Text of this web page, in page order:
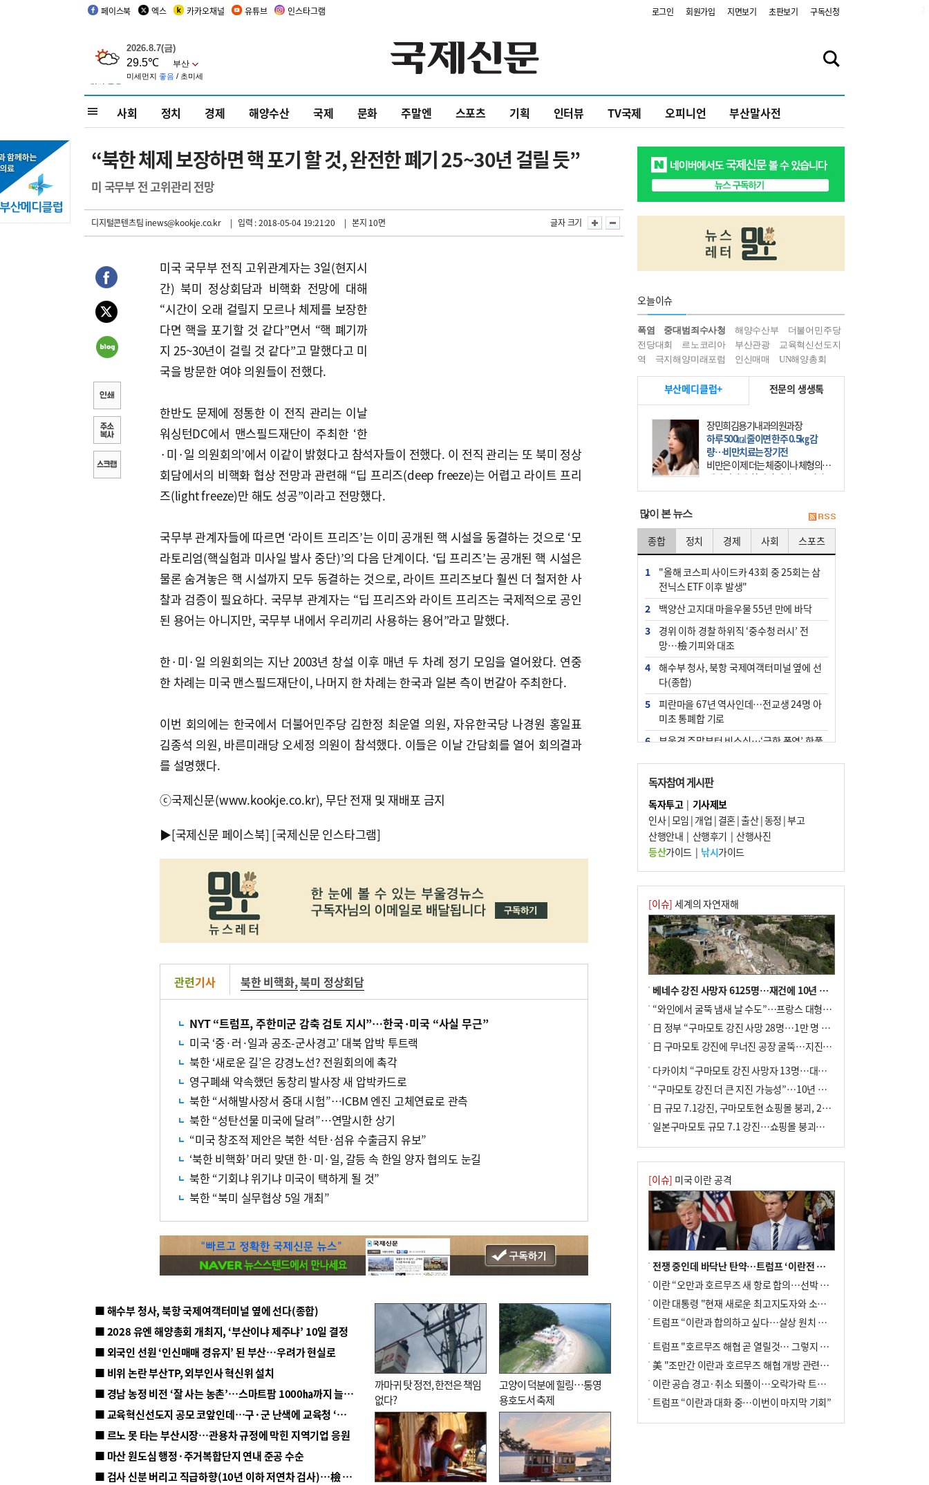
페이스북 엑스 카카오채널 유튜브 인스타그램 로그인 회원가입 지면보기 초판보기 구독신청
사회 정치 경제 해양수산 국제 문화 주말엔 스포츠 기획 인터뷰 TV국제 오피니언 부산말사전
“북한 체제 보장하면 핵 포기 할 것, 완전한 폐기 25~30년 걸릴 듯”
미 국무부 전 고위관리 전망
디지털콘텐츠팀 inews@kookje.co.kr | 입력 : 2018-05-04 19:21:20 | 본지 10면 글자 크기
미국 국무부 전직 고위관계자는 3일(현지시
간) 북미 정상회담과 비핵화 전망에 대해
“시간이 오래 걸릴지 모르나 체제를 보장한
다면 핵을 포기할 것 같다”면서 “핵 폐기까
지 25~30년이 걸릴 것 같다”고 말했다고 미
국을 방문한 여야 의원들이 전했다.
한반도 문제에 정통한 이 전직 관리는 이날
워싱턴DC에서 맨스필드재단이 주최한 ‘한
·미·일 의원회의’에서 이같이 밝혔다고 참석자들이 전했다. 이 전직 관리는 또 북미 정상
회담에서의 비핵화 협상 전망과 관련해 “딥 프리즈(deep freeze)는 어렵고 라이트 프리
즈(light freeze)만 해도 성공”이라고 전망했다.
국무부 관계자들에 따르면 ‘라이트 프리즈’는 이미 공개된 핵 시설을 동결하는 것으로 ‘모
라토리엄(핵실험과 미사일 발사 중단)’의 다음 단계이다. ‘딥 프리즈’는 공개된 핵 시설은
물론 숨겨놓은 핵 시설까지 모두 동결하는 것으로, 라이트 프리즈보다 훨씬 더 철저한 사
찰과 검증이 필요하다. 국무부 관계자는 “딥 프리즈와 라이트 프리즈는 국제적으로 공인
된 용어는 아니지만, 국무부 내에서 우리끼리 사용하는 용어”라고 말했다.
한·미·일 의원회의는 지난 2003년 창설 이후 매년 두 차례 정기 모임을 열어왔다. 연중
한 차례는 미국 맨스필드재단이, 나머지 한 차례는 한국과 일본 측이 번갈아 주최한다.
이번 회의에는 한국에서 더불어민주당 김한정 최운열 의원, 자유한국당 나경원 홍일표
김종석 의원, 바른미래당 오세정 의원이 참석했다. 이들은 이날 간담회를 열어 회의결과
를 설명했다.
ⓒ국제신문(www.kookje.co.kr), 무단 전재 및 재배포 금지
▶[국제신문 페이스북] [국제신문 인스타그램]
관련기사 북한 비핵화,북미 정상회담
NYT “트럼프, 주한미군 감축 검토 지시”…한국·미국 “사실 무근”
미국 ‘중·러·일과 공조-군사경고’ 대북 압박 투트랙
북한 ‘새로운 길’은 강경노선? 전원회의에 촉각
영구폐쇄 약속했던 동창리 발사장 새 압박카드로
북한 “서해발사장서 중대 시험”…ICBM 엔진 고체연료로 관측
북한 “성탄선물 미국에 달려”…연말시한 상기
“미국 창조적 제안은 북한 석탄·섬유 수출금지 유보”
‘북한 비핵화’ 머리 맞댄 한·미·일, 갈등 속 한일 양자 협의도 눈길
북한 “기회냐 위기냐 미국이 택하게 될 것”
북한 “북미 실무협상 5일 개최”
■ 해수부 청사, 북항 국제여객터미널 옆에 선다(종합)
■ 2028 유엔 해양총회 개최지, ‘부산이냐 제주냐’ 10일 결정
■ 외국인 선원 ‘인신매매 경유지’ 된 부산…우려가 현실로
■ 비위 논란 부산TP, 외부인사 혁신위 설치
■ 경남 농정 비전 ‘잘 사는 농촌’…스마트팜 1000㏊까지 늘린다
■ 교육혁신선도지 공모 코앞인데…구·군 난색에 교육청 ‘쩔쩔’
■ 르노 못 타는 부산시장…관용차 규정에 막힌 지역기업 응원
■ 마산 원도심 행정·주거복합단지 연내 준공 수순
■ 검사 신분 버리고 직급하향(10년 이하 저연차 검사)…檢 중수청행 기피
까마귀 탓 정전, 한전은 책임
없다?
고양이 덕분에 힐링…통영
용호도서 축제
오늘이슈
폭염 중대범죄수사청 해양수산부
더불어민주당
전당대회
르노코리아 부산관광
교육혁신선도지
역
극지해양미래포럼 인신매매 UN해양총회
부산메디클럽+ 전문의 생생톡
장민희김용기내과의원과장
하루 500㎉ 줄이면 한주 0.5㎏ 감
량…비만치료는 장기전
비만은 이제 더는 체중이나 체형의 문
제가 아니다. 하나의 질병으로 인지
하고 치료와 관리를 해야 한다. 세계
많이 본 뉴스
종합 정치 경제 사회 스포츠
1
"올해 코스피 사이드카 43회 중 25회는 삼
전닉스 ETF 이후 발생"
2
백양산 고지대 마을우물 55년 만에 바닥
3
경위 이하 경찰 하위직 ‘중수청 러시’ 전
망…檢 기피와 대조
4
해수부 청사, 북항 국제여객터미널 옆에 선
다(종합)
5
피란마을 67년 역사인데…전교생 24명 아
미초 통폐합 기로
6
부울경 주말부터 비소식…‘극한 폭염’ 한풀
7
“낙동강권 삼락·을숙도·다대포 연결해 서
부산 관광 키우자”
8
오늘의 날씨- 2026년 8월 7일
9
외국인 선원 ‘인신매매 경유지’ 된 부산…
우려가 현실로
10 [사설] 해수부 신청사 북항으로 확정, 해양
수도 도약의 전환점
독자참여 게시판
독자투고| 기사제보
인사|모임 | 개업 | 결혼|출산|동정 |부고
산행안내 | 산행후기 | 산행사진
등산가이드| 낚시가이드
[이슈] 세계의 자연재해
베네수 강진 사망자 6125명…재건에 10년 이상 걸릴수도
“와인에서 굴뚝 냄새 날 수도”…프랑스 대형 산불에 보르도 와인 품질 위협
日 정부 “구마모토 강진 사망 28명…1만 명 대피”
日 구마모토 강진에 무너진 공장 굴뚝…지진 사망자 최소 13명
다카이치 “구마모토 강진 사망자 13명…대규모 피해 확인”
“구마모토 강진 더 큰 지진 가능성”…10년 전 지진에 단층 재활성
日 규모 7.1강진, 구마모토현 쇼핑몰 붕괴, 2명 사망
일본구마모토 규모 7.1 강진…쇼핑몰 붕괴로 직원 20여 명 갇힌 듯
[이슈] 미국 이란 공격
전쟁 중인데 바닥난 탄약…트럼프 ‘이란전 무기고갈’ 국방장관 질책
이란 “오만과 호르무즈 새 항로 합의…선박 안전은 보장 못해”
이란 대통령 "현재 새로운 최고지도자와 소통 어려운 상황"
트럼프 “이란과 합의하고 싶다…살상 원치 않아”
트럼프 "호르무즈 해협 곧 열릴것… 그렇지 않으면 이란에 강력 공격"
美 "조만간 이란과 호르무즈 해협 개방 관련된 합의 이뤄질 것"
이란 공습 경고·취소 되풀이…오락가락 트럼프 비꼰 ‘타코’
트럼프 “이란과 대화 중…이번이 마지막 기회”